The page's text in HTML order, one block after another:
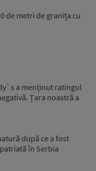
de metri de granița cu
a menținut ratingul
Țara noastră a
după ce a fost
în Serbia